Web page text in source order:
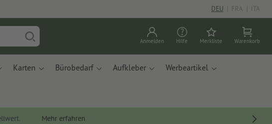
DEU | FRA | ITA
Anmelden Hilfe Merkliste Warenkorb
Karten Bürobedarf Aufkleber Werbeartikel
Mehr erfahren